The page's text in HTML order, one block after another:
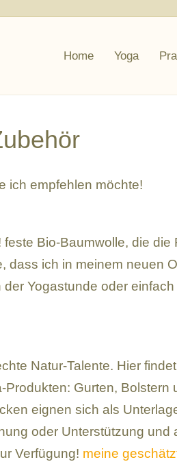
Home Yoga
ich empfehlen möchte!
feste Bio-Baumwolle, die
dass ich in meinem neuen
Yogastunde oder
Natur-Talente. Hier
Produkten: Gurten, Bolstern
eignen sich als
oder Unterstützung und
Verfügung! meine